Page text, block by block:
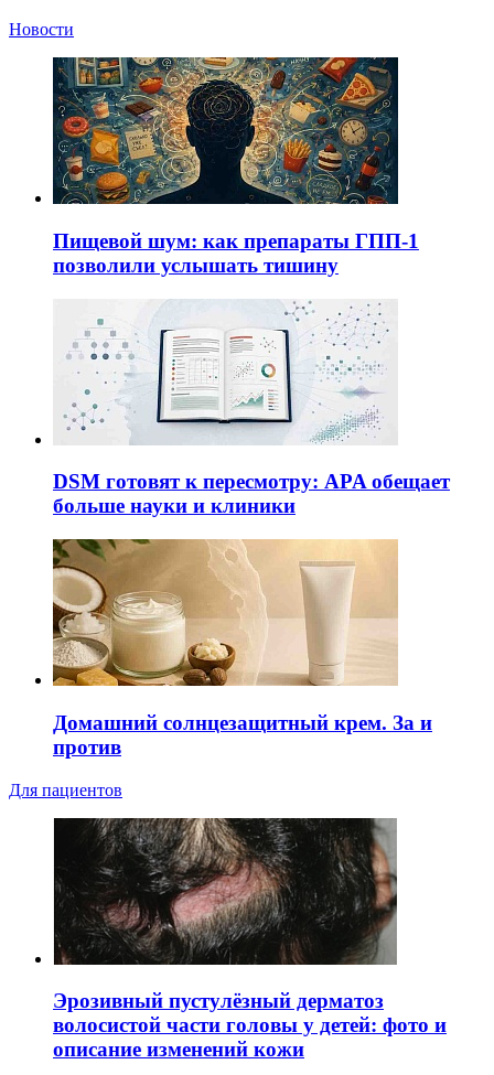
Новости
Пищевой шум: как препараты ГПП-1
позволили услышать тишину
DSM готовят к пересмотру: APA обещает
больше науки и клиники
Домашний солнцезащитный крем. За и
против
Для пациентов
Эрозивный пустулёзный дерматоз
волосистой части головы у детей: фото и
описание изменений кожи